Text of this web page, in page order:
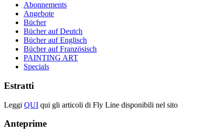
Abonnements
Angebote
Bücher
Bücher auf Deutch
Bücher auf Englisch
Bücher auf Französisch
PAINTING ART
Specials
Estratti
Leggi QUI qui gli articoli di Fly Line disponibili nel sito
Anteprime